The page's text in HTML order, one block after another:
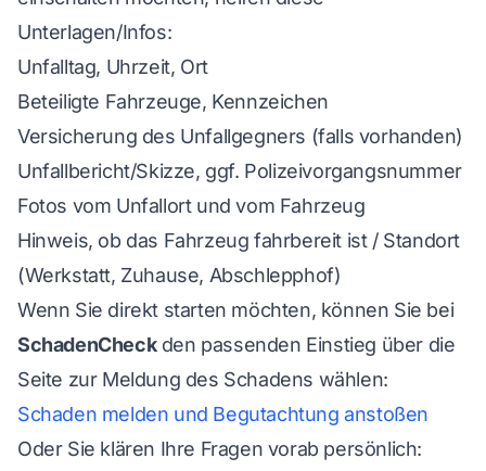
Unterlagen/Infos:
Unfalltag, Uhrzeit, Ort
Beteiligte Fahrzeuge, Kennzeichen
Versicherung des Unfallgegners (falls vorhanden)
Unfallbericht/Skizze, ggf. Polizeivorgangsnummer
Fotos vom Unfallort und vom Fahrzeug
Hinweis, ob das Fahrzeug fahrbereit ist / Standort
(Werkstatt, Zuhause, Abschlepphof)
Wenn Sie direkt starten möchten, können Sie bei
SchadenCheckden passenden Einstieg über die
Seite zur Meldung des Schadens wählen:
Schaden melden und Begutachtung anstoßen
Oder Sie klären Ihre Fragen vorab persönlich: